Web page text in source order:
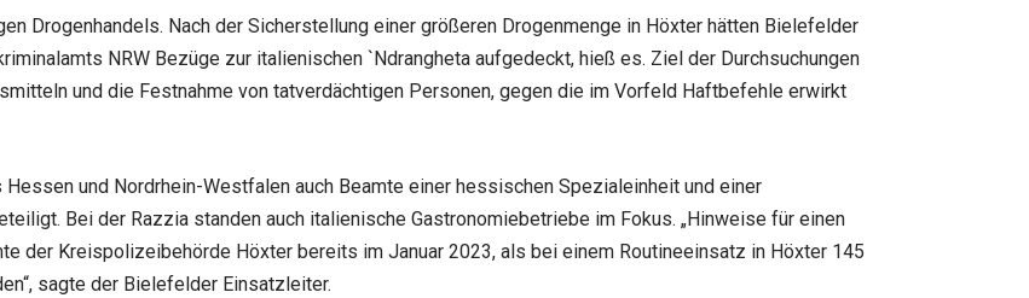
Drogenhandels. Nach der Sicherstellung einer größeren Drogenmenge in Höxter hätten Bielefelder
NRW Bezüge zur italienischen `Ndrangheta aufgedeckt, hieß es. Ziel der Durchsuchungen
und die Festnahme von tatverdächtigen Personen, gegen die im Vorfeld Haftbefehle erwirkt
und Nordrhein-Westfalen auch Beamte einer hessischen Spezialeinheit und einer
Bei der Razzia standen auch italienische Gastronomiebetriebe im Fokus. „Hinweise für einen
der Kreispolizeibehörde Höxter bereits im Januar 2023, als bei einem Routineeinsatz in Höxter 145
sagte der Bielefelder Einsatzleiter.